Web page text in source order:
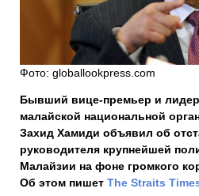
Фото: globallookpress.com
Бывший вице-премьер и
малайской национальной
Захид Хамиди объявил об
руководителя крупнейшей
Малайзии на фоне громкого
Об этом пишет The Straits